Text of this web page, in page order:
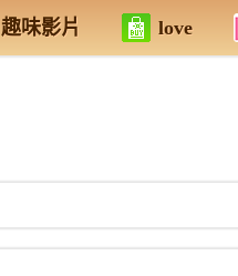
趣味影片 love